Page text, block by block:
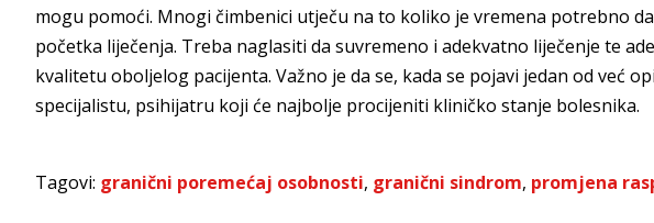
mogu pomoći. Mnogi čimbenici utječu na to koliko je vremena potrebno
početka liječenja. Treba naglasiti da suvremeno i adekvatno liječenje te
kvalitetu oboljelog pacijenta. Važno je da se, kada se pojavi jedan od već
specijalistu, psihijatru koji će najbolje procijeniti kliničko stanje bolesnika.
Tagovi: granični poremećaj osobnosti, granični sindrom, promjena